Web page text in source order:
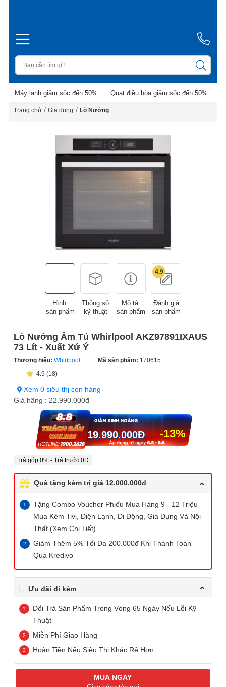
Máy lạnh giảm sốc đến 50% Quạt điều hòa giảm sốc đến 50%
Trang chủ / Gia dụng / Lò Nướng
Hình
sản phẩm
Thông số
kỹ thuật
Mô tả
sản phẩm
4.9
Đánh giá
sản phẩm
Lò Nướng Âm Tủ Whirlpool AKZ97891IXAUS
73 Lít - Xuất Xứ Ý
Thương hiệu: Whirlpool Mã sản phẩm: 170615
4.9 (18)
Xem 0 siêu thị còn hàng
Giá hãng :22.990.000đ
-13%
19.990.000Đ
Trả góp 0% - Trả trước 0Đ
Quà tặng kèm trị giá 12.000.000đ
Tặng Combo Voucher Phiếu Mua Hàng 9 - 12 Triệu
Mua Kèm Tivi, Điện Lạnh, Di Động, Gia Dụng Và Nội
Thất (Xem Chi Tiết)
Giảm Thêm 5% Tối Đa 200.000đ Khi Thanh Toán
Qua Kredivo
Ưu đãi đi kèm
Đổi Trả Sản Phẩm Trong Vòng 65 Ngày Nếu Lỗi Kỹ
Thuật
Miễn Phí Giao Hàng
Hoàn Tiền Nếu Siêu Thị Khác Rẻ Hơn
MUA NGAY